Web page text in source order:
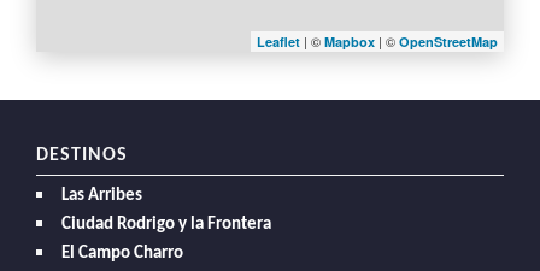
Leaflet | © Mapbox | © OpenStreetMap
DESTINOS
Las Arribes
Ciudad Rodrigo y la Frontera
El Campo Charro